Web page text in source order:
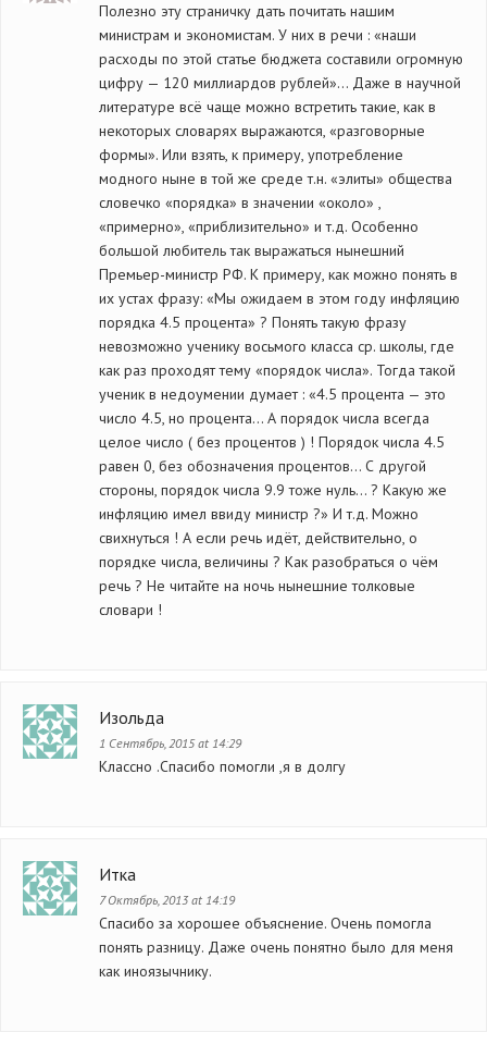
Полезно эту страничку дать почитать нашим
министрам и экономистам. У них в речи : «наши
расходы по этой статье бюджета составили огромную
цифру — 120 миллиардов рублей»… Даже в научной
литературе всё чаще можно встретить такие, как в
некоторых словарях выражаются, «разговорные
формы». Или взять, к примеру, употребление
модного ныне в той же среде т.н. «элиты» общества
словечко «порядка» в значении «около» ,
«примерно», «приблизительно» и т.д. Особенно
большой любитель так выражаться нынешний
Премьер-министр РФ. К примеру, как можно понять в
их устах фразу: «Мы ожидаем в этом году инфляцию
порядка 4.5 процента» ? Понять такую фразу
невозможно ученику восьмого класса ср. школы, где
как раз проходят тему «порядок числа». Тогда такой
ученик в недоумении думает : «4.5 процента — это
число 4.5, но процента… А порядок числа всегда
целое число ( без процентов ) ! Порядок числа 4.5
равен 0, без обозначения процентов… С другой
стороны, порядок числа 9.9 тоже нуль… ? Какую же
инфляцию имел ввиду министр ?» И т.д. Можно
свихнуться ! А если речь идёт, действительно, о
порядке числа, величины ? Как разобраться о чём
речь ? Не читайте на ночь нынешние толковые
словари !
Изольда
1 Сентябрь, 2015 at 14:29
Классно .Спасибо помогли ,я в долгу
Итка
7 Октябрь, 2013 at 14:19
Спасибо за хорошее объяснение. Очень помогла
понять разницу. Даже очень понятно было для меня
как иноязычнику.